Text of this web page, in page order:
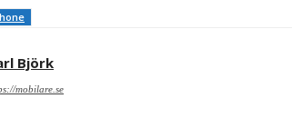
Björk
mobilare.se